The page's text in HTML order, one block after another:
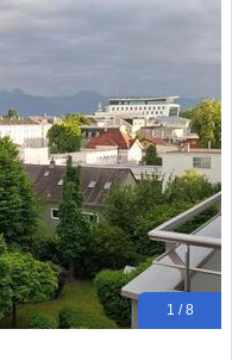
1 / 8